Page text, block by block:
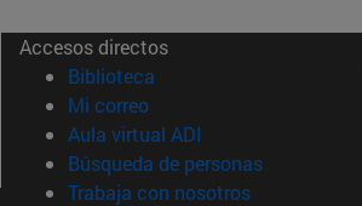
Accesos directos
Biblioteca (abre en nueva
Mi correo(abre en nueva ventana)
Aula virtual ADI (abre en nueva
Búsqueda de personas(abre en
Trabaja con nosotros(abre en